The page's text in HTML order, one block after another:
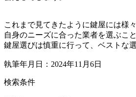
これまで見てきたように鍵屋には様
自身のニーズに合った業者を選ぶこ
鍵屋選びは慎重に行って、ベストな
執筆年月日：2024年11月6日
検索条件